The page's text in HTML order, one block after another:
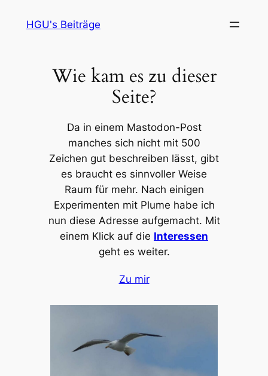
InhaltHGU's Beiträge
Wie kam es zu dieser
Seite?
Da in einem Mastodon-Post
manches sich nicht mit 500
Zeichen gut beschreiben lässt, gibt
es braucht es sinnvoller Weise
Raum für mehr. Nach einigen
Experimenten mit Plume habe ich
nun diese Adresse aufgemacht. Mit
einem Klick auf die Interessen
geht es weiter.
Zu mir